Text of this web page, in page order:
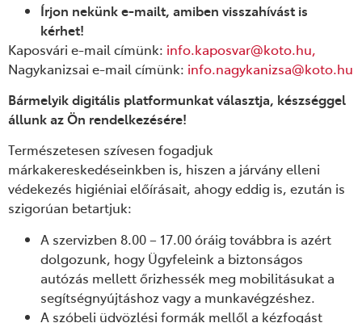
Írjon nekünk e-mailt, amiben visszahívást is
kérhet!
Kaposvári e-mail címünk: info.kaposvar@koto.hu,
Nagykanizsai e-mail címünk: info.nagykanizsa@koto.hu
Bármelyik digitális platformunkat választja, készséggel
állunk az Ön rendelkezésére!
Természetesen szívesen fogadjuk
márkakereskedéseinkben is, hiszen a járvány elleni
védekezés higiéniai előírásait, ahogy eddig is, ezután is
szigorúan betartjuk:
A szervizben 8.00 – 17.00 óráig továbbra is azért
dolgozunk, hogy Ügyfeleink a biztonságos
autózás mellett őrizhessék meg mobilitásukat a
segítségnyújtáshoz vagy a munkavégzéshez.
A szóbeli üdvözlési formák mellől a kézfogást